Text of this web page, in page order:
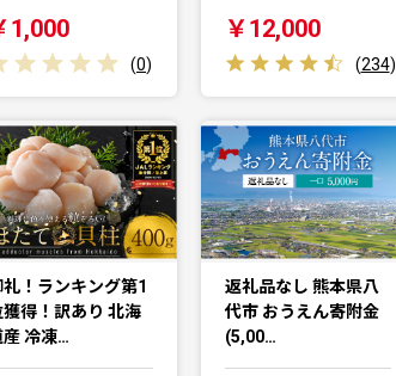
1,000
(0)
￥12,000
(234)
礼！ランキング第1
獲得！訳あり 北海
産 冷凍…
返礼品なし 熊本県八
代市 おうえん寄附金
(5,00…